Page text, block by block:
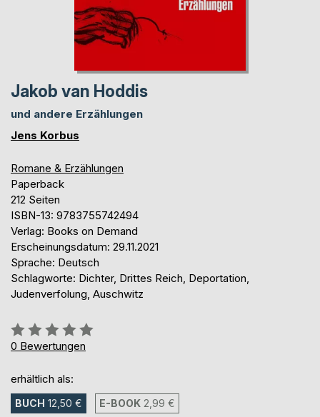
Jakob van Hoddis
und andere Erzählungen
Jens Korbus
Romane & Erzählungen
Paperback
212 Seiten
ISBN-13: 9783755742494
Verlag: Books on Demand
Erscheinungsdatum: 29.11.2021
Sprache: Deutsch
Schlagworte: Dichter, Drittes Reich, Deportation,
Judenverfolung, Auschwitz
Bewertung::
0%
0 Bewertungen
erhältlich als:
BUCH 12,50 € E-BOOK 2,99 €